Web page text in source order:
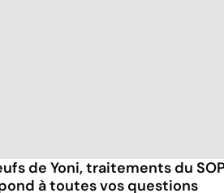
de Yoni, traitements du
à toutes vos questions